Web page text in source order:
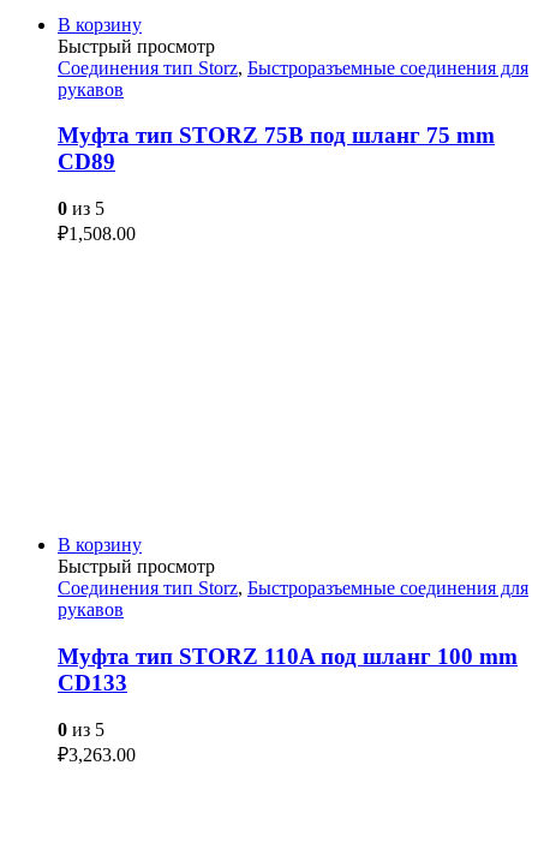
В корзину
Быстрый просмотр
Соединения тип Storz, Быстроразъемные соединения для
рукавов
Муфта тип STORZ 75B под шланг 75 mm
CD89
0 из 5
₽1,508.00
В корзину
Быстрый просмотр
Соединения тип Storz, Быстроразъемные соединения для
рукавов
Муфта тип STORZ 110A под шланг 100 mm
CD133
0 из 5
₽3,263.00